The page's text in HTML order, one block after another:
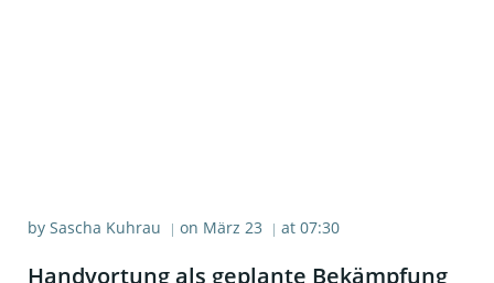
by Sascha Kuhrau | on März 23 | at 07:30
Han­dyor­tung als geplan­te Bekämp­fung